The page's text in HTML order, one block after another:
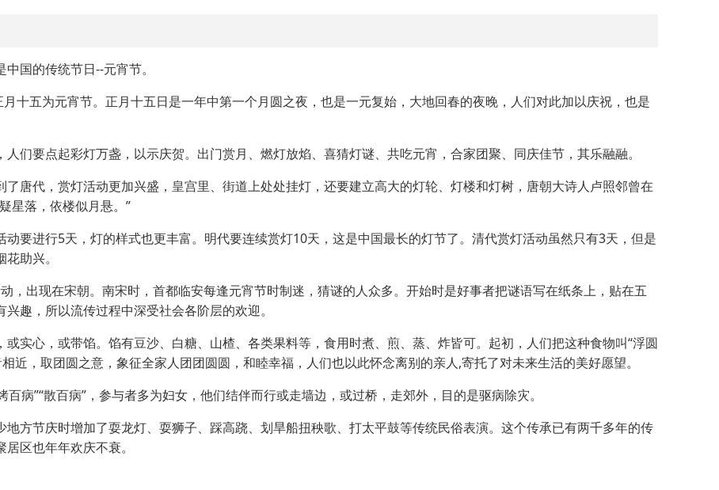
国的传统节日--元宵节。
五为元宵节。正月十五日是一年中第一个月圆之夜，也是一元复始，大地回春的夜晚，人们对此加以庆祝，也是
要点起彩灯万盏，以示庆贺。出门赏月、燃灯放焰、喜猜灯谜、共吃元宵，合家团聚、同庆佳节，其乐融融。
代，赏灯活动更加兴盛，皇宫里、街道上处处挂灯，还要建立高大的灯轮、灯楼和灯树，唐朝大诗人卢照邻曾在
星落，依楼似月悬。”
进行5天，灯的样式也更丰富。明代要连续赏灯10天，这是中国最长的灯节了。清代赏灯活动虽然只有3天，但是
助兴。
出现在宋朝。南宋时，首都临安每逢元宵节时制迷，猜谜的人众多。开始时是好事者把谜语写在纸条上，贴在五
趣，所以流传过程中深受社会各阶层的欢迎。
心，或带馅。馅有豆沙、白糖、山楂、各类果料等，食用时煮、煎、蒸、炸皆可。起初，人们把这种食物叫“浮圆
相近，取团圆之意，象征全家人团团圆圆，和睦幸福，人们也以此怀念离别的亲人,寄托了对未来生活的美好愿望。
”“散百病”，参与者多为妇女，他们结伴而行或走墙边，或过桥，走郊外，目的是驱病除灾。
节庆时增加了耍龙灯、耍狮子、踩高跷、划旱船扭秧歌、打太平鼓等传统民俗表演。这个传承已有两千多年的传
区也年年欢庆不衰。